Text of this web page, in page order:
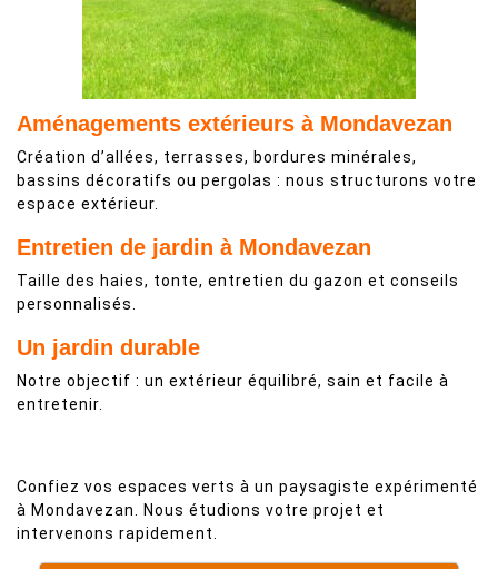
Aménagements extérieurs à Mondavezan
Création d’allées, terrasses, bordures minérales,
bassins décoratifs ou pergolas : nous structurons votre
espace extérieur.
Entretien de jardin à Mondavezan
Taille des haies, tonte, entretien du gazon et conseils
personnalisés.
Un jardin durable
Notre objectif : un extérieur équilibré, sain et facile à
entretenir.
Confiez vos espaces verts à un paysagiste expérimenté
à Mondavezan. Nous étudions votre projet et
intervenons rapidement.